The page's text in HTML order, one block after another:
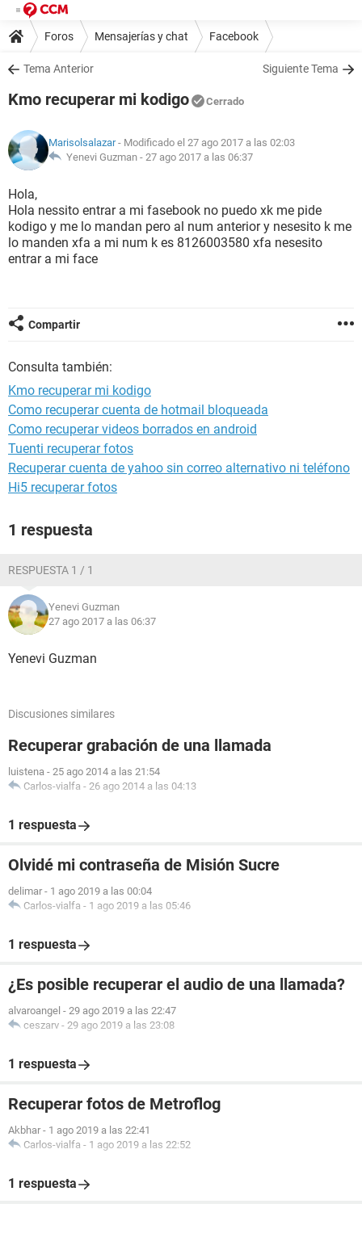
Foros Mensajerías y chat Facebook
Tema Anterior Siguiente Tema
Kmo recuperar mi kodigo Cerrado
Marisolsalazar- Modificado el 27 ago 2017 a las 02:03
Yenevi Guzman - 27 ago 2017 a las 06:37
Hola,
Hola nessito entrar a mi fasebook no puedo xk me pide
kodigo y me lo mandan pero al num anterior y nesesito k me
lo manden xfa a mi num k es 8126003580 xfa nesesito
entrar a mi face
Compartir
Consulta también:
Kmo recuperar mi kodigo
Como recuperar cuenta de hotmail bloqueada
Como recuperar videos borrados en android
Tuenti recuperar fotos
Recuperar cuenta de yahoo sin correo alternativo ni teléfono
Hi5 recuperar fotos
1 respuesta
RESPUESTA 1 / 1
Yenevi Guzman
27 ago 2017 a las 06:37
Yenevi Guzman
Discusiones similares
Recuperar grabación de una llamada
luistena - 25 ago 2014 a las 21:54
Carlos-vialfa - 26 ago 2014 a las 04:13
1 respuesta
Olvidé mi contraseña de Misión Sucre
delimar - 1 ago 2019 a las 00:04
Carlos-vialfa - 1 ago 2019 a las 05:46
1 respuesta
¿Es posible recuperar el audio de una llamada?
alvaroangel - 29 ago 2019 a las 22:47
ceszarv - 29 ago 2019 a las 23:08
1 respuesta
Recuperar fotos de Metroflog
Akbhar - 1 ago 2019 a las 22:41
Carlos-vialfa - 1 ago 2019 a las 22:52
1 respuesta